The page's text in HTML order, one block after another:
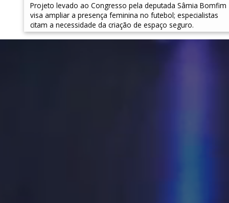
Projeto levado ao Congresso pela deputada Sâmia Bomfim
visa ampliar a presença feminina no futebol; especialistas
citam a necessidade da criação de espaço seguro.